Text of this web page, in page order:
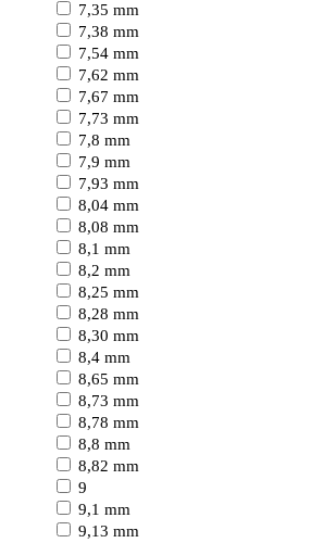
7,35 mm
7,38 mm
7,54 mm
7,62 mm
7,67 mm
7,73 mm
7,8 mm
7,9 mm
7,93 mm
8,04 mm
8,08 mm
8,1 mm
8,2 mm
8,25 mm
8,28 mm
8,30 mm
8,4 mm
8,65 mm
8,73 mm
8,78 mm
8,8 mm
8,82 mm
9
9,1 mm
9,13 mm